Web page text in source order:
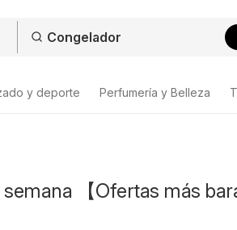
y deporte Perfumería y Belleza
【Ofertas más